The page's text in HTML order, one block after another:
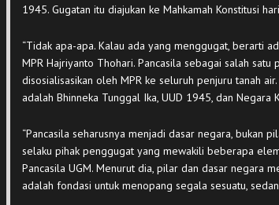
1945. Gugatan itu diajukan ke Mahkamah Konstitusi
“Tidak apa-apa. Kalau ada yang menggugat, berarti
MPR Hajriyanto Thohari. Pancasila sebagai salah
disosialisasikan oleh MPR ke seluruh penjuru tanah
adalah Bhinneka Tunggal Ika, UUD 1945, dan Negara
“Pancasila seharusnya menjadi dasar negara, bukan
selaku pihak penggugat yang mewakili beberapa
Pancasila UGM. Menurut dia, pilar dan dasar negara
adalah fondasi untuk menopang segala sesuatu,